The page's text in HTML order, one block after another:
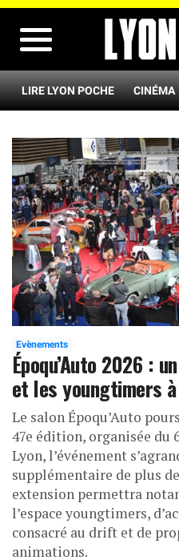
LIRE LYON POCHE CINÉMA
Evènements
Époqu’Auto 2026 :
et les youngtimers à
Le salon Époqu’Auto
47e édition, organisée du
Lyon, l’événement
supplémentaire de plus
extension permettra
l’espace youngtimers,
consacré au drift et de
animations.